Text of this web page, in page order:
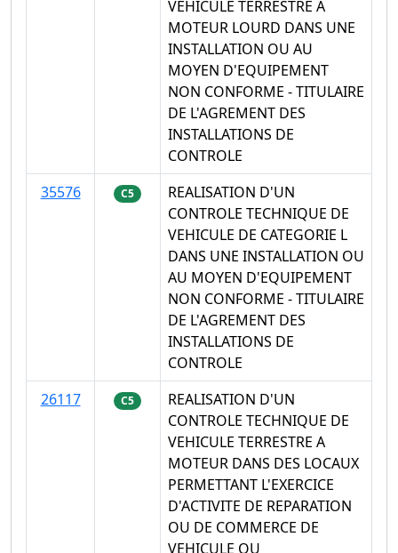
VEHICULE TERRESTRE A
MOTEUR LOURD DANS UNE
INSTALLATION OU AU
MOYEN D'EQUIPEMENT
NON CONFORME - TITULAIRE
DE L'AGREMENT DES
INSTALLATIONS DE
CONTROLE
35576
C5
REALISATION D'UN
CONTROLE TECHNIQUE DE
VEHICULE DE CATEGORIE L
DANS UNE INSTALLATION OU
AU MOYEN D'EQUIPEMENT
NON CONFORME - TITULAIRE
DE L'AGREMENT DES
INSTALLATIONS DE
CONTROLE
26117
C5
REALISATION D'UN
CONTROLE TECHNIQUE DE
VEHICULE TERRESTRE A
MOTEUR DANS DES LOCAUX
PERMETTANT L'EXERCICE
D'ACTIVITE DE REPARATION
OU DE COMMERCE DE
VEHICULE OU